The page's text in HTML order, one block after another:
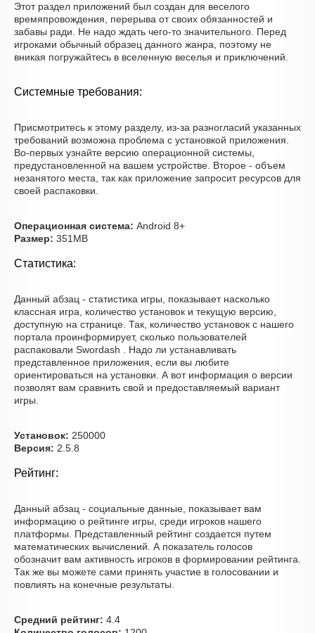
Этот раздел приложений был создан для веселого
времяпровождения, перерыва от своих обязанностей и
забавы ради. Не надо ждать чего-то значительного. Перед
игроками обычный образец данного жанра, поэтому не
вникая погружайтесь в вселенную веселья и приключений.
Системные требования:
Присмотритесь к этому разделу, из-за разногласий указанных
требований возможна проблема с установкой приложения.
Во-первых узнайте версию операционной системы,
предустановленной на вашем устройстве. Второе - объем
незанятого места, так как приложение запросит ресурсов для
своей распаковки.
Операционная система: Android 8+
Размер: 351MB
Статистика:
Данный абзац - статистика игры, показывает насколько
классная игра, количество установок и текущую версию,
доступную на странице. Так, количество установок с нашего
портала проинформирует, сколько пользователей
распаковали Swordash . Надо ли устанавливать
представленное приложения, если вы любите
ориентироваться на установки. А вот информация о версии
позволят вам сравнить свой и предоставляемый вариант
игры.
Установок: 250000
Версия: 2.5.8
Рейтинг:
Данный абзац - социальные данные, показывает вам
информацию о рейтинге игры, среди игроков нашего
платформы. Представленный рейтинг создается путем
математических вычислений. А показатель голосов
обозначит вам активность игроков в формировании рейтинга.
Так же вы можете сами принять участие в голосовании и
повлиять на конечные результаты.
Средний рейтинг: 4.4